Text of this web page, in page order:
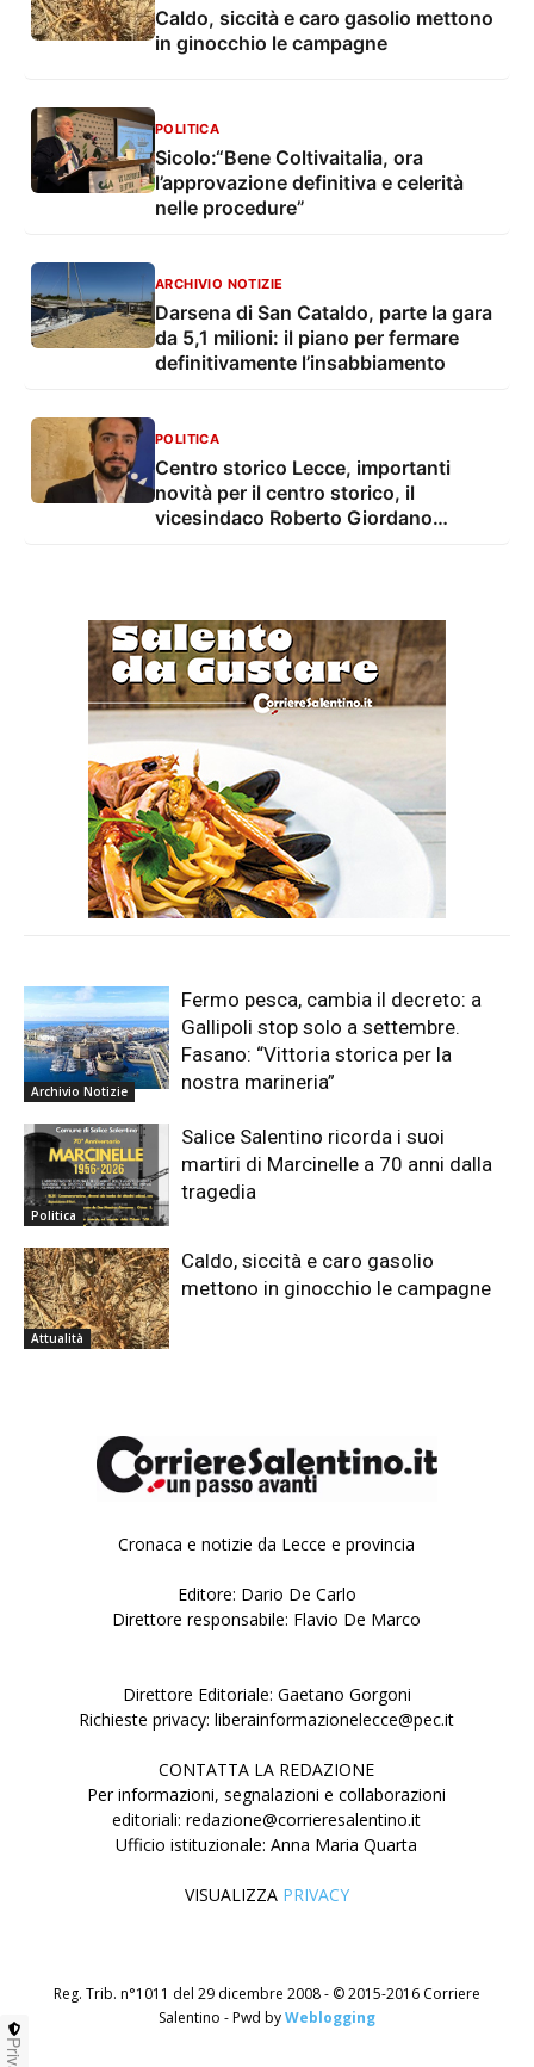
Caldo, siccità e caro gasolio mettono
in ginocchio le campagne
POLITICA
Sicolo:“Bene Coltivaitalia, ora
l’approvazione definitiva e celerità
nelle procedure”
ARCHIVIO NOTIZIE
Darsena di San Cataldo, parte la gara
da 5,1 milioni: il piano per fermare
definitivamente l’insabbiamento
POLITICA
Centro storico Lecce, importanti
novità per il centro storico, il
vicesindaco Roberto Giordano
Archivio Notizie
Fermo pesca, cambia il decreto: a
Gallipoli stop solo a settembre.
Fasano: “Vittoria storica per la
nostra marineria”
Politica
Salice Salentino ricorda i suoi
martiri di Marcinelle a 70 anni dalla
tragedia
Attualità
Caldo, siccità e caro gasolio
mettono in ginocchio le campagne
Cronaca e notizie da Lecce e provincia
Editore: Dario De Carlo
Direttore responsabile: Flavio De Marco
Direttore Editoriale: Gaetano Gorgoni
Richieste privacy: liberainformazionelecce@pec.it
CONTATTA LA REDAZIONE
Per informazioni, segnalazioni e collaborazioni
editoriali: redazione@corrieresalentino.it
Ufficio istituzionale: Anna Maria Quarta
VISUALIZZA PRIVACY
Reg. Trib. n°1011 del 29 dicembre 2008 - © 2015-2016 Corriere
Salentino - Pwd byWeblogging